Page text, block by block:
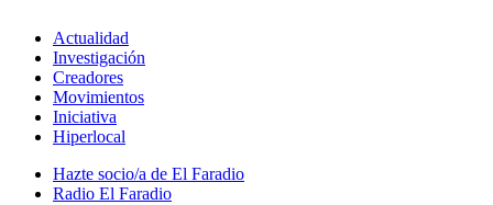
Actualidad
Investigación
Creadores
Movimientos
Iniciativa
Hiperlocal
Hazte socio/a de El Faradio
Radio El Faradio